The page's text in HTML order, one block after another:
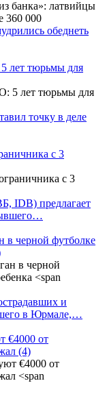
обеднеть
лет тюрьмы для
точку в деле
с 3
IDB) предлагает
в черной футболке
и
в Юрмале,…
€4000 от
(4)